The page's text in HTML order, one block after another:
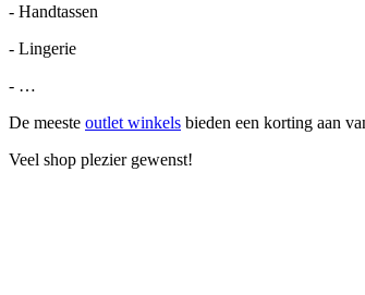
- Handtassen
- Lingerie
- …
De meeste outlet winkels bieden een korting aan
Veel shop plezier gewenst!